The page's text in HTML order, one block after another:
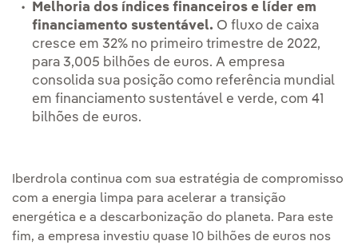
Melhoria dos índices financeiros e líder em
financiamento sustentável. O fluxo de caixa
cresce em 32% no primeiro trimestre de 2022,
para 3,005 bilhões de euros. A empresa
consolida sua posição como referência mundial
em financiamento sustentável e verde, com 41
bilhões de euros.
Iberdrola continua com sua estratégia de compromisso
com a energia limpa para acelerar a transição
energética e a descarbonização do planeta. Para este
fim, a empresa investiu quase 10 bilhões de euros nos